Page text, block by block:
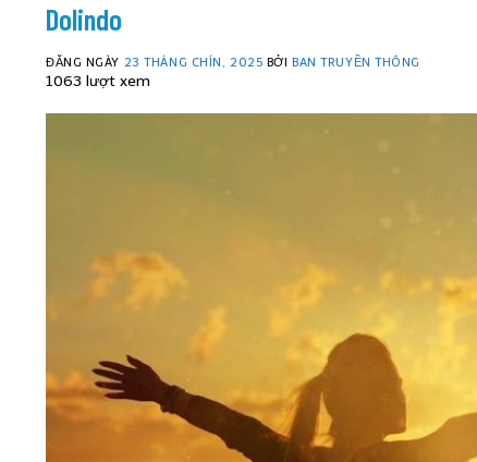
Dolindo
ĐĂNG NGÀY 23 THÁNG CHÍN, 2025 BỞIBAN TRUYỀN THÔNG
1063 lượt xem